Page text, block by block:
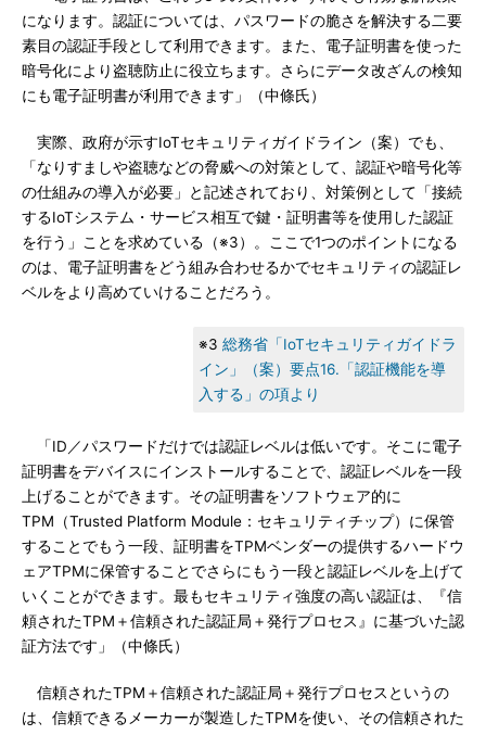
になります。認証については、パスワードの脆さを解決する二要
素目の認証手段として利用できます。また、電子証明書を使った
暗号化により盗聴防止に役立ちます。さらにデータ改ざんの検知
にも電子証明書が利用できます」（中條氏）
実際、政府が示すIoTセキュリティガイドライン（案）でも、
「なりすましや盗聴などの脅威への対策として、認証や暗号化等
の仕組みの導入が必要」と記述されており、対策例として「接続
するIoTシステム・サービス相互で鍵・証明書等を使用した認証
を行う」ことを求めている（※3）。ここで1つのポイントになる
のは、電子証明書をどう組み合わせるかでセキュリティの認証レ
ベルをより高めていけることだろう。
※3 総務省「IoTセキュリティガイドラ
イン」（案）要点16.「認証機能を導
入する」の項より
「ID／パスワードだけでは認証レベルは低いです。そこに電子
証明書をデバイスにインストールすることで、認証レベルを一段
上げることができます。その証明書をソフトウェア的に
TPM（Trusted Platform Module：セキュリティチップ）に保管
することでもう一段、証明書をTPMベンダーの提供するハードウ
ェアTPMに保管することでさらにもう一段と認証レベルを上げて
いくことができます。最もセキュリティ強度の高い認証は、『信
頼されたTPM＋信頼された認証局＋発行プロセス』に基づいた認
証方法です」（中條氏）
信頼されたTPM＋信頼された認証局＋発行プロセスというの
は、信頼できるメーカーが製造したTPMを使い、その信頼された